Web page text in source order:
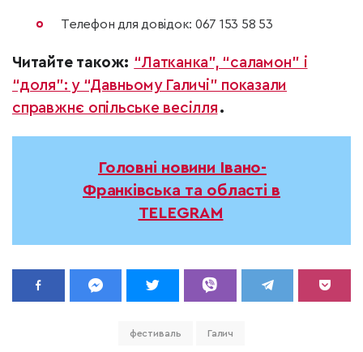
Телефон для довідок: 067 153 58 53
Читайте також: “Латканка”, “саламон” і
“доля”: у “Давньому Галичі” показали
справжнє опільське весілля .
Головні новини Івано-
Франківська та області в
TELEGRAM
фестиваль Галич